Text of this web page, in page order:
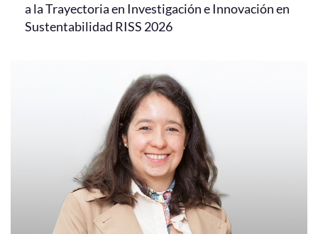
a la Trayectoria en Investigación e Innovación en
Sustentabilidad RISS 2026